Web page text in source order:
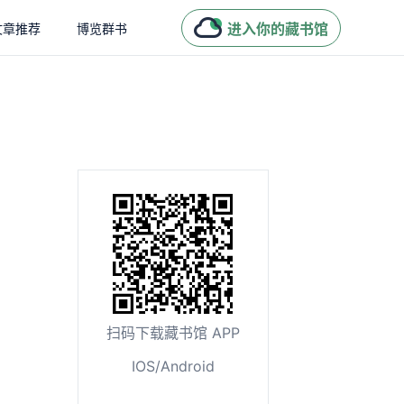
章推荐 博览群书 进入你的藏书馆
扫码下载藏书馆 APP
IOS/Android